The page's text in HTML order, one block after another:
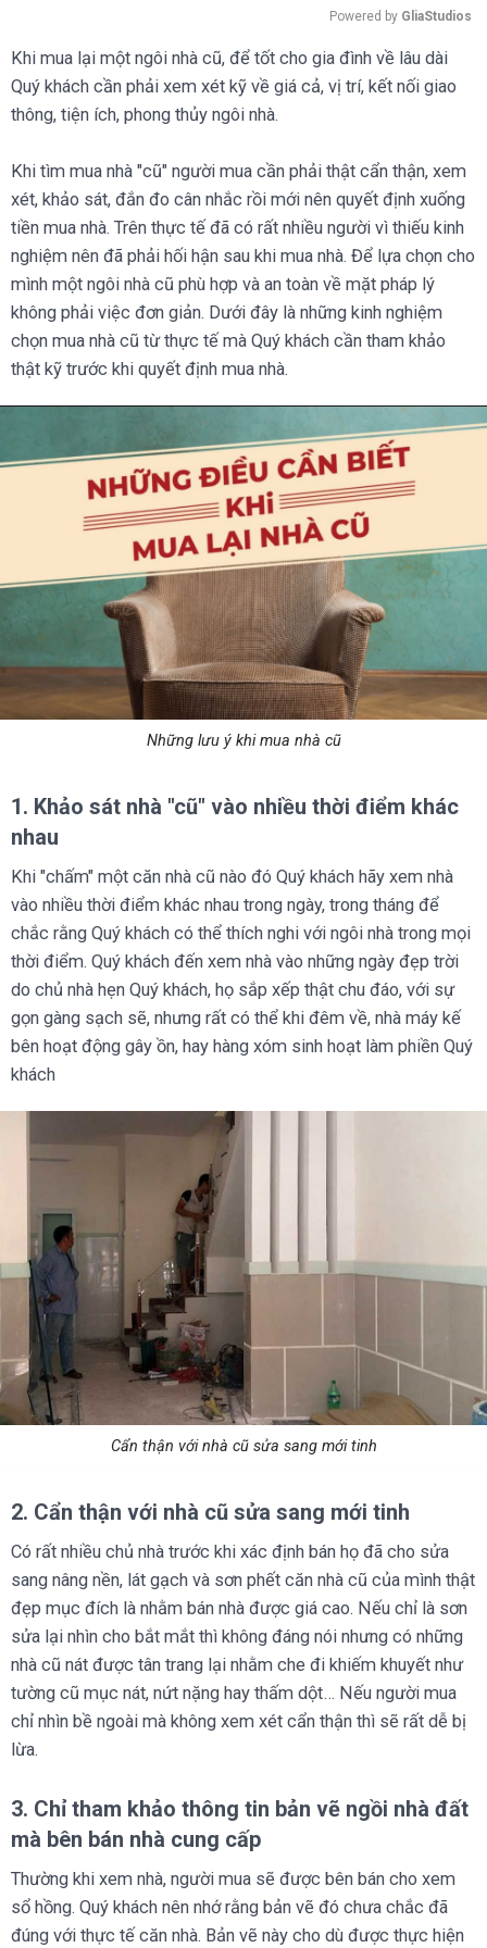
Powered by GliaStudios
Khi mua lại một ngôi nhà cũ, để tốt cho gia đình về lâu dài
Quý khách cần phải xem xét kỹ về giá cả, vị trí, kết nối giao
thông, tiện ích, phong thủy ngôi nhà.
Khi tìm mua nhà "cũ" người mua cần phải thật cẩn thận, xem
xét, khảo sát, đắn đo cân nhắc rồi mới nên quyết định xuống
tiền mua nhà. Trên thực tế đã có rất nhiều người vì thiếu kinh
nghiệm nên đã phải hối hận sau khi mua nhà. Để lựa chọn cho
mình một ngôi nhà cũ phù hợp và an toàn về mặt pháp lý
không phải việc đơn giản. Dưới đây là những kinh nghiệm
chọn mua nhà cũ từ thực tế mà Quý khách cần tham khảo
thật kỹ trước khi quyết định mua nhà.
Những lưu ý khi mua nhà cũ
1. Khảo sát nhà "cũ" vào nhiều thời điểm khác
nhau
Khi "chấm" một căn nhà cũ nào đó Quý khách hãy xem nhà
vào nhiều thời điểm khác nhau trong ngày, trong tháng để
chắc rằng Quý khách có thể thích nghi với ngôi nhà trong mọi
thời điểm. Quý khách đến xem nhà vào những ngày đẹp trời
do chủ nhà hẹn Quý khách, họ sắp xếp thật chu đáo, với sự
gọn gàng sạch sẽ, nhưng rất có thể khi đêm về, nhà máy kế
bên hoạt động gây ồn, hay hàng xóm sinh hoạt làm phiền Quý
khách
Cẩn thận với nhà cũ sửa sang mới tinh
2. Cẩn thận với nhà cũ sửa sang mới tinh
Có rất nhiều chủ nhà trước khi xác định bán họ đã cho sửa
sang nâng nền, lát gạch và sơn phết căn nhà cũ của mình thật
đẹp mục đích là nhằm bán nhà được giá cao. Nếu chỉ là sơn
sửa lại nhìn cho bắt mắt thì không đáng nói nhưng có những
nhà cũ nát được tân trang lại nhằm che đi khiếm khuyết như
tường cũ mục nát, nứt nặng hay thấm dột… Nếu người mua
chỉ nhìn bề ngoài mà không xem xét cẩn thận thì sẽ rất dễ bị
lừa.
3. Chỉ tham khảo thông tin bản vẽ ngồi nhà đất
mà bên bán nhà cung cấp
Thường khi xem nhà, người mua sẽ được bên bán cho xem
sổ hồng. Quý khách nên nhớ rằng bản vẽ đó chưa chắc đã
đúng với thực tế căn nhà. Bản vẽ này cho dù được thực hiện